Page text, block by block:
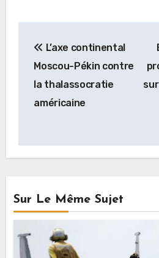
de
l’article
L’axe continental
Moscou-Pékin contre
la thalassocratie
américaine
Sur Le Même Sujet